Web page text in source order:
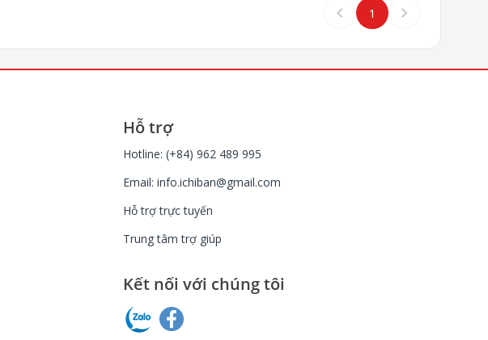
keyboard_arrow_left 1 keyboard_arrow_right
Hỗ trợ
Hotline: (+84) 962 489 995
Email:info.ichiban@gmail.com
Hỗ trợ trực tuyến
Trung tâm trợ giúp
Kết nối với chúng tôi